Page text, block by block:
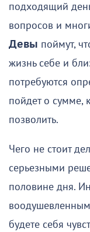
подходящий
вопросов и
Девы поймут,
жизнь себе и
потребуются
пойдет о сумме,
позволить.
Чего не стоит
серьезными
половине дня.
будете себя